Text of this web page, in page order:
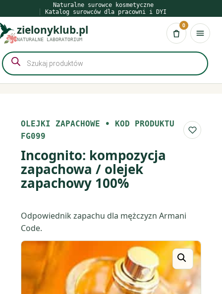
do
treści
Naturalne surowce kosmetyczne
Katalog surowców dla pracowni i DYI
zielonyklub.pl
NATURALNE LABORATORIUM Koszyk
0
Wyszukiwarka
produktów
OLEJKI ZAPACHOWE • KOD PRODUKTU
FG099
Do
Incognito: kompozycja
zapachowa / olejek
zapachowy 100%
Odpowiednik zapachu dla mężczyzn Armani
Code.